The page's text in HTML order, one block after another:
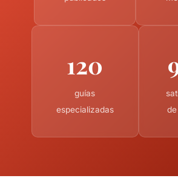
120
guías
especializadas